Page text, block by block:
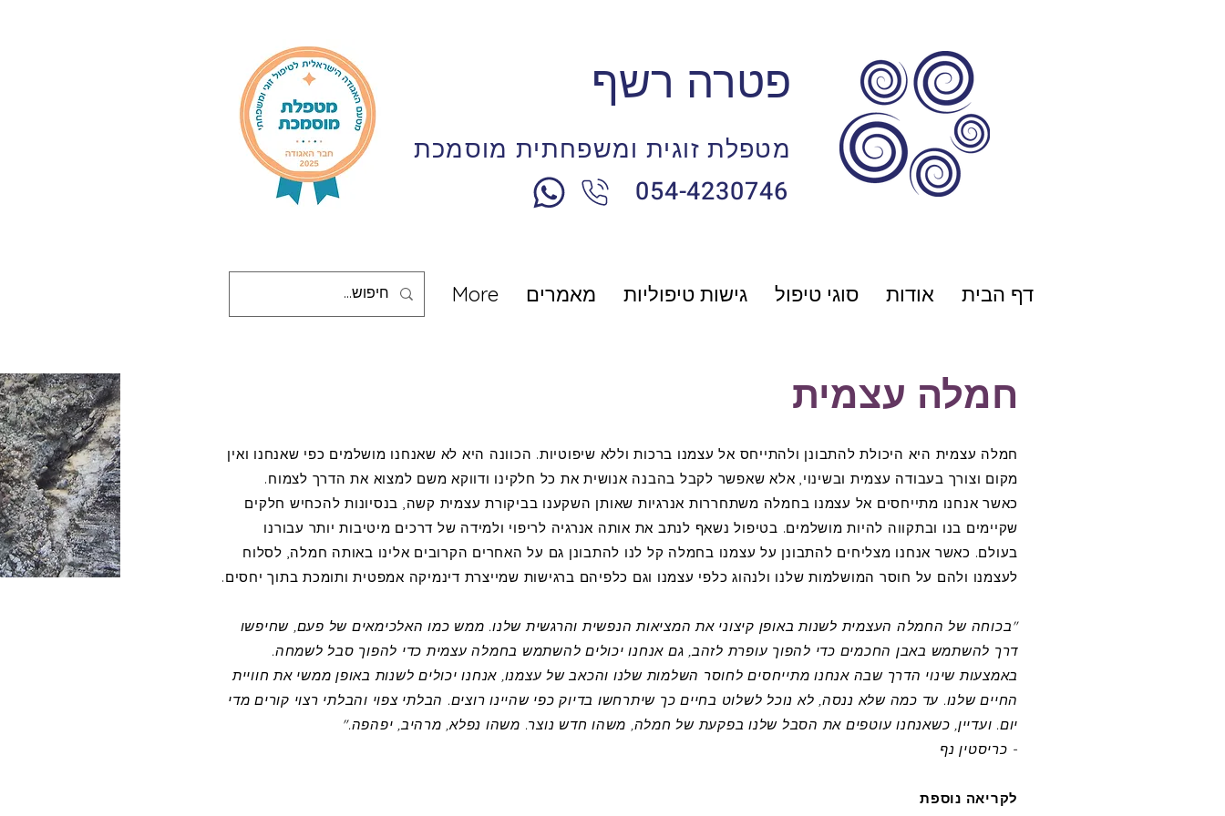
פטרה רשף
מטפלת זוגית ומשפחתית מוסמכת
054-4230746
דף הבית אודות סוגי טיפול גישות טיפוליות מאמרים More
חמלה עצמית
חמלה עצמית היא היכולת להתבונן ולהתייחס אל עצמנו ברכות וללא שיפוטיות. הכוונה היא לא שאנחנו מושלמים כפי שאנחנו ואין
מקום וצורך בעבודה עצמית ובשינוי, אלא שאפשר לקבל בהבנה אנושית את כל חלקינו ודווקא משם למצוא את הדרך לצמוח.
כאשר אנחנו מתייחסים אל עצמנו בחמלה משתחררות אנרגיות שאותן השקענו בביקורת עצמית קשה, בנסיונות להכחיש חלקים
שקיימים בנו ובתקווה להיות מושלמים. בטיפול נשאף לנתב את אותה אנרגיה לריפוי ולמידה של דרכים מיטיבות יותר עבורנו
בעולם. כאשר אנחנו מצליחים להתבונן על עצמנו בחמלה קל לנו להתבונן גם על האחרים הקרובים אלינו באותה חמלה, לסלוח
לעצמנו ולהם על חוסר המושלמות שלנו ולנהוג כלפי עצמנו וגם כלפיהם ברגישות שמייצרת דינמיקה אמפטית ותומכת בתוך יחסים.
"בכוחה של החמלה העצמית לשנות באופן קיצוני את המציאות הנפשית והרגשית שלנו. ממש כמו האלכימאים של פעם, שחיפשו
דרך להשתמש באבן החכמים כדי להפוך עופרת לזהב, גם אנחנו יכולים להשתמש בחמלה עצמית כדי להפוך סבל לשמחה.
באמצעות שינוי הדרך שבה אנחנו מתייחסים לחוסר השלמות שלנו והכאב של עצמנו, אנחנו יכולים לשנות באופן ממשי את חוויית
החיים שלנו. עד כמה שלא ננסה, לא נוכל לשלוט בחיים כך שיתרחשו בדיוק כפי שהיינו רוצים. הבלתי צפוי והבלתי רצוי קורים מדי
יום. ועדיין, כשאנחנו עוטפים את הסבל שלנו בפקעת של חמלה, משהו חדש נוצר. משהו נפלא, מרהיב, יפהפה."
- כריסטין נף
לקריאה נוספת